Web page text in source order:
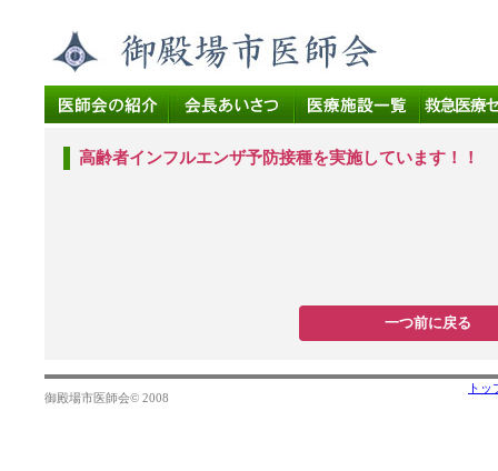
高齢者インフルエンザ予防接種を実施しています！！
一つ前に戻る
御殿場市医師会© 2008
トッ